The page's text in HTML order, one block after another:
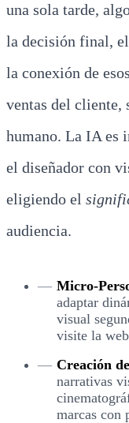
una sola tarde,
la decisión final,
la conexión de
ventas del cliente,
humano. La IA es
el diseñador con
eligiendo el
audiencia.
Micro-
adaptar
visual
visite la
Creación
narrativas
marcas con